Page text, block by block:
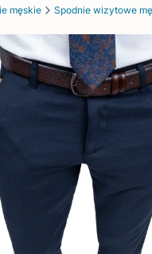
męskie Spodnie wizytowe